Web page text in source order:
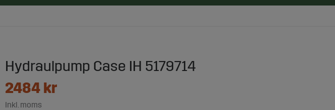
Hydraulpump Case IH 5179714
2484kr
Inkl. moms